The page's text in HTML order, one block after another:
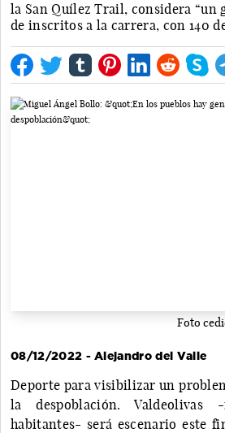
la San Quílez Trail, considera “un
de inscritos a la carrera, con 140
Foto
08/12/2022 - Alejandro del Valle
Deporte para visibilizar un
la despoblación. Valdeolivas
habitantes- será escenario este